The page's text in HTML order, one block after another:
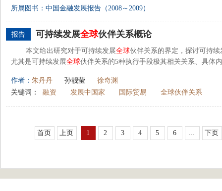
所属图书：中国金融发展报告（2008～2009）
报告 可持续发展全球伙伴关系概论
本文给出研究对于可持续发展全球伙伴关系的界定，探讨可持续
尤其是可持续发展全球伙伴关系的5种执行手段极其相关关系、具体
作者： 朱丹丹 孙靓莹
徐奇渊
关键词：
融资 发展中国家 国际贸易 全球伙伴关系
首页 上页 1 2 3 4 5 6 ... 下页